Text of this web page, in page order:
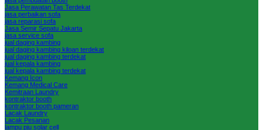
Jasa Perawatan Tas Terdekat
jasa perbaikan sofa
jasa reparasi sofa
Jasa Semir Sepatu Jakarta
jasa service sofa
jual daging kambing
jual daging kambing kiloan terdekat
jual daging kambing terdekat
jual kepala kambing
jual kepala kambing terdekat
Kemang Icon
Kemang Medical Care
Kemitraan Laundry
kontraktor booth
kontraktor booth pameran
Lacak Laundry
Lacak Pesanan
lampu pju solar cell